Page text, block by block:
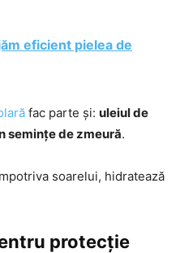
eficient pielea de
fac parte și: uleiul de
semințe de zmeură.
soarelui, hidratează
protecție